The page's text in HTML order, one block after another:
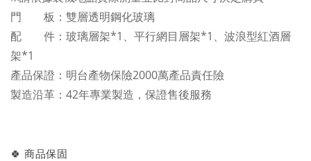
門 板：雙層透明鋼化玻璃
配 件：玻璃層架*1、平行網目層架*1、波浪型紅酒層
架*1
產品保證：明台產物保險2000萬產品責任險
製造沿革：42年專業製造，保證售後服務
🍀 商品保固